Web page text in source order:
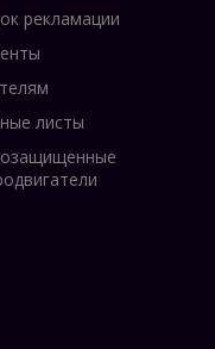
рекламации
листы